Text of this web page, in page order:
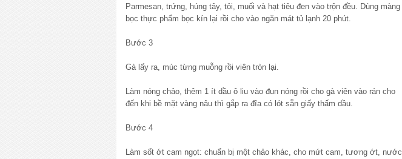
Parmesan, trứng, húng tây, tỏi, muối và hạt tiêu đen vào trộn đều. Dùng màng
bọc thực phẩm bọc kín lại rồi cho vào ngăn mát tủ lạnh 20 phút.
Bước 3
Gà lấy ra, múc từng muỗng rồi viên tròn lại.
Làm nóng chảo, thêm 1 ít dầu ô liu vào đun nóng rồi cho gà viên vào rán cho
đến khi bề mặt vàng nâu thì gắp ra đĩa có lót sẵn giấy thấm dầu.
Bước 4
Làm sốt ớt cam ngọt: chuẩn bị một chảo khác, cho mứt cam, tương ớt, nước